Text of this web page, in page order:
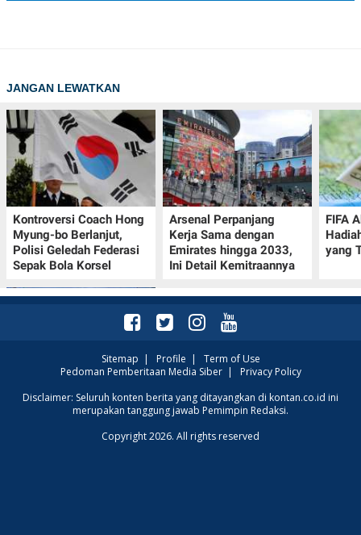
JANGAN LEWATKAN
Kontroversi Coach Hong
Myung-bo Berlanjut,
Polisi Geledah Federasi
Sepak Bola Korsel
Arsenal Perpanjang
Kerja Sama dengan
Emirates hingga 2033,
Ini Detail Kemitraannya
FIFA
yang
Prakiraan Cuaca Kota
Surabaya Hari Ini 7
Sitemap | Profile | Term of Use
Pedoman Pemberitaan Media Siber| Privacy Policy
Disclaimer: Seluruh konten berita yang ditayangkan di kontan.co.id ini
merupakan tanggung jawab Pemimpin Redaksi.
Copyright 2026. All rights reserved